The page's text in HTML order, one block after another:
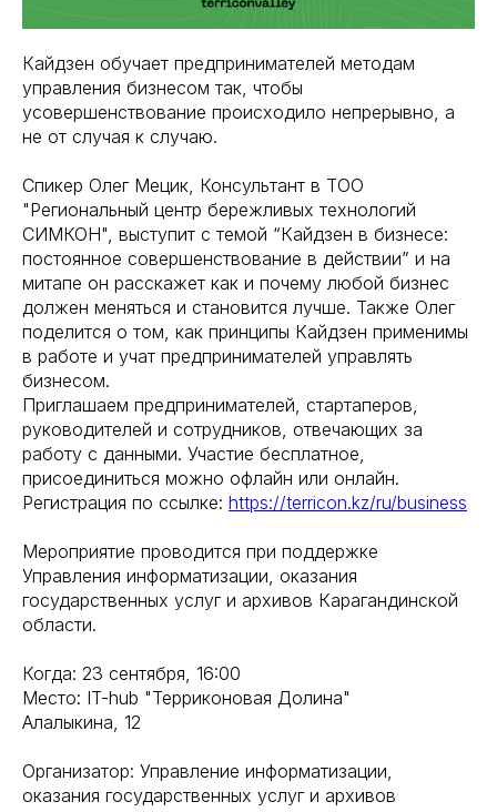
Кайдзен обучает предпринимателей методам
управления бизнесом так, чтобы
усовершенствование происходило непрерывно, а
не от случая к случаю.
Спикер Олег Мецик, Консультант в ТОО
"Региональный центр бережливых технологий
СИМКОН", выступит с темой “Кайдзен в бизнесе:
постоянное совершенствование в действии” и на
митапе он расскажет как и почему любой бизнес
должен меняться и становится лучше. Также Олег
поделится о том, как принципы Кайдзен применимы
в работе и учат предпринимателей управлять
бизнесом.
Приглашаем предпринимателей, стартаперов,
руководителей и сотрудников, отвечающих за
работу с данными. Участие бесплатное,
присоединиться можно офлайн или онлайн.
Регистрация по ссылке: https://terricon.kz/ru/business
Мероприятие проводится при поддержке
Управления информатизации, оказания
государственных услуг и архивов Карагандинской
области.
Когда: 23 сентября, 16:00
Место: IT-hub "Терриконовая Долина"
Алалыкина, 12
Организатор: Управление информатизации,
оказания государственных услуг и архивов